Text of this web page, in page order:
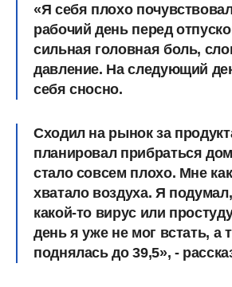
«Я себя плохо
рабочий день перед
сильная головная боль,
давление. На следующий
себя сносно.
Сходил на рынок за
планировал прибраться
стало совсем плохо. Мне
хватало воздуха. Я
какой-то вирус или
день я уже не мог встать, а
поднялась до 39,5», -